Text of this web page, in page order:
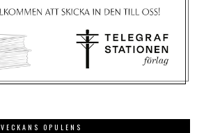
VECKANS OPULENS